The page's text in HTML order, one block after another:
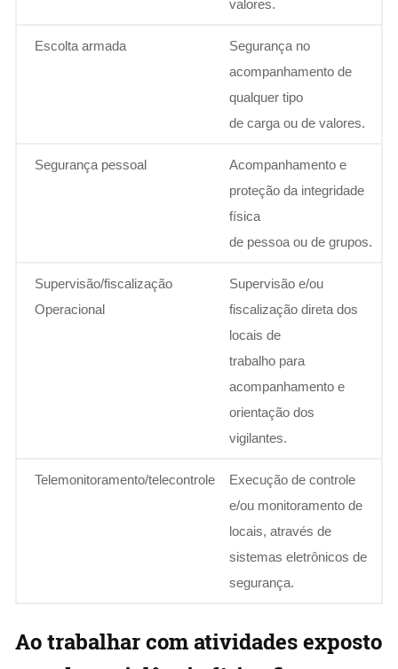
valores.
Escolta armada
Segurança no
acompanhamento de
qualquer tipo
de carga ou de valores.
Segurança pessoal
Acompanhamento e
proteção da integridade
física
de pessoa ou de grupos.
Supervisão/fiscalização
Operacional
Supervisão e/ou
fiscalização direta dos
locais de
trabalho para
acompanhamento e
orientação dos
vigilantes.
Telemonitoramento/telecontrole
Execução de controle
e/ou monitoramento de
locais, através de
sistemas eletrônicos de
segurança.
Ao trabalhar com atividades exposto